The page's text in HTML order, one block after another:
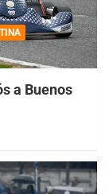
a Buenos